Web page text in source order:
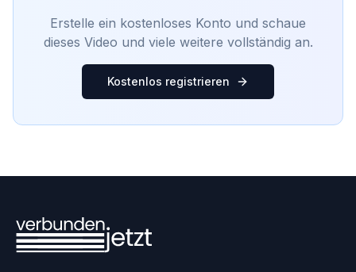
Erstelle ein kostenloses Konto und schaue
dieses Video und viele weitere vollständig an.
Kostenlos registrieren